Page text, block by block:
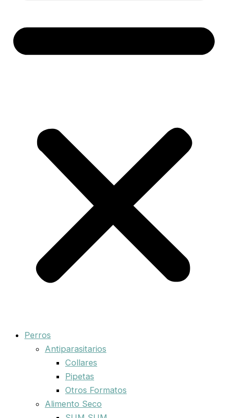
Perros
Antiparasitarios
Collares
Pipetas
Otros Formatos
Alimento Seco